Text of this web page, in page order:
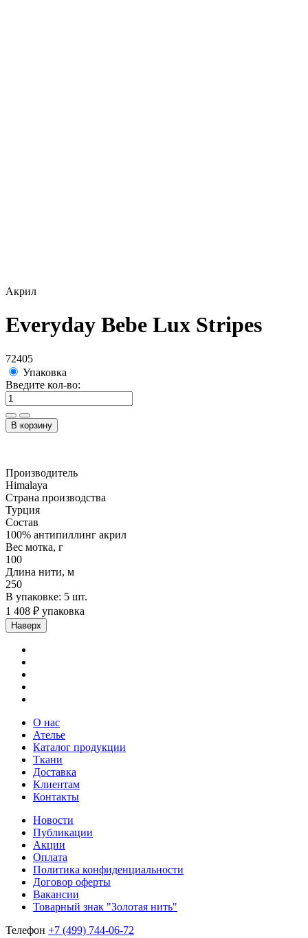
Акрил
Everyday Bebe Lux Stripes
72405
Упаковка
Введите кол-во:
В корзину
Производитель
Himalaya
Страна производства
Турция
Состав
100% антипиллинг акрил
Вес мотка, г
100
Длина нити, м
250
В упаковке: 5 шт.
1 408 ₽ упаковка
Наверх
О нас
Ателье
Каталог продукции
Ткани
Доставка
Клиентам
Контакты
Новости
Публикации
Акции
Оплата
Политика конфиденциальности
Договор оферты
Вакансии
Товарный знак "Золотая нить"
Телефон +7 (499) 744-06-72